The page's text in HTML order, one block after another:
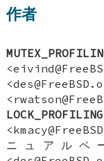
作者
LOCK_PROFILING
ニュアル